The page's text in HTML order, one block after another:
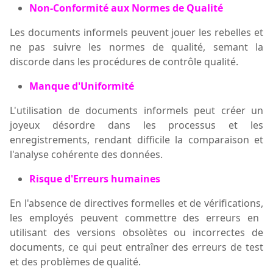
Non-Conformité aux Normes de Qualité
Les documents informels peuvent jouer les rebelles et
ne pas suivre les normes de qualité, semant la
discorde dans les procédures de contrôle qualité.
Manque d'Uniformité
L'utilisation de documents informels peut créer un
joyeux désordre dans les processus et les
enregistrements, rendant difficile la comparaison et
l'analyse cohérente des données.
Risque d'Erreurs humaines
En l'absence de directives formelles et de vérifications,
les employés peuvent commettre des erreurs en
utilisant des versions obsolètes ou incorrectes de
documents, ce qui peut entraîner des erreurs de test
et des problèmes de qualité.